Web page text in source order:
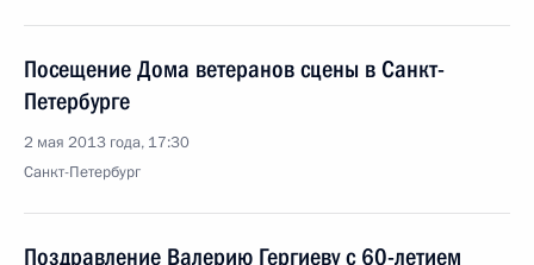
Посещение Дома ветеранов сцены в Санкт-
Петербурге
2 мая 2013 года, 17:30
Санкт-Петербург
Поздравление Валерию Гергиеву с 60-летием